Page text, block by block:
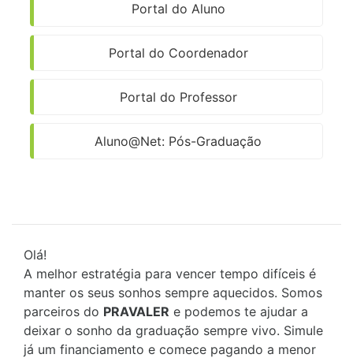
Portal do Aluno
Portal do Coordenador
Portal do Professor
Aluno@Net: Pós-Graduação
Olá!
A melhor estratégia para vencer tempo difíceis é
manter os seus sonhos sempre aquecidos. Somos
parceiros do PRAVALER e podemos te ajudar a
deixar o sonho da graduação sempre vivo. Simule
já um financiamento e comece pagando a menor